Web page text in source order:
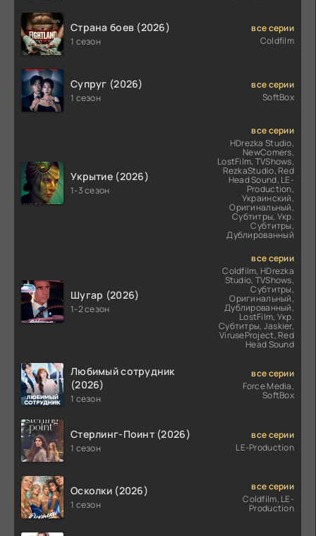
Страна боев (2026)
1 сезон
все серии
Coldfilm
Супруг (2026)
1 сезон
все серии
SoftBox
Укрытие (2026)
1-3 сезон
все серии
HDrezka Studio,
NewComers,
LostFilm, TVShows,
RezkaStudio, Red
Head Sound, LE-
Production,
Украинский,
Оригинальный,
Субтитры, Укр.
Субтитры,
Дублированный
Шугар (2026)
1-2 сезон
все серии
Coldfilm, HDrezka
Studio, TVShows,
Субтитры,
Оригинальный,
Дублированный,
LostFilm, Укр.
Субтитры, Jaskier,
ViruseProject, Red
Head Sound
Любимый сотрудник
(2026)
1 сезон
все серии
Force Media,
SoftBox
Стерлинг-Поинт (2026)
1 сезон
все серии
LE-Production
Осколки (2026)
1 сезон
все серии
Coldfilm, LE-
Production